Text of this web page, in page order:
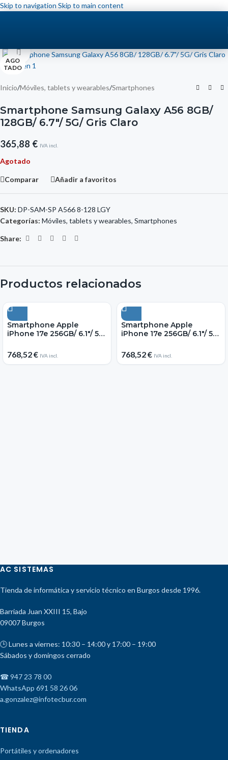
Skip to navigationSkip to main content
AGO
TADO
Click to enlarge
Inicio/Móviles, tablets y wearables/Smartphones
Smartphone Samsung Galaxy A56 8GB/
128GB/ 6.7″/ 5G/ Gris Claro
365,88 € IVA incl.
Agotado
Comparar Añadir a favoritos
SKU: DP-SAM-SP A566 8-128 LGY
Categorías: Móviles, tablets y wearables, Smartphones
Share:
Productos relacionados
Smartphone Apple
iPhone 17e 256GB/ 6.1″/ 5G/
768,52€ IVA incl.
Smartphone Apple
iPhone 17e 256GB/ 6.1″/ 5G/
768,52€ IVA incl.
AC SISTEMAS
Tienda de informática y servicio técnico en Burgos desde 1996.
Barriada Juan XXIII 15, Bajo
09007 Burgos
🕒 Lunes a viernes: 10:30 – 14:00 y 17:00 – 19:00
Sábados y domingos cerrado
☎ 947 23 78 00
WhatsApp 691 58 26 06
a.gonzalez@infotecbur.com
TIENDA
Portátiles y ordenadores